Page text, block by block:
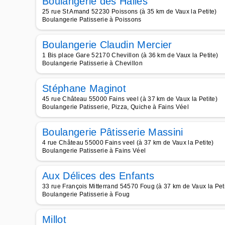
25 rue St Amand 52230 Poissons (à 35 km de Vaux la Petite)
Boulangerie Patisserie à Poissons
Boulangerie Claudin Mercier
1 Bis place Gare 52170 Chevillon (à 36 km de Vaux la Petite)
Boulangerie Patisserie à Chevillon
Stéphane Maginot
45 rue Château 55000 Fains veel (à 37 km de Vaux la Petite)
Boulangerie Patisserie, Pizza, Quiche à Fains Véel
Boulangerie Pâtisserie Massini
4 rue Château 55000 Fains veel (à 37 km de Vaux la Petite)
Boulangerie Patisserie à Fains Véel
Aux Délices des Enfants
33 rue François Mitterrand 54570 Foug (à 37 km de Vaux la
Boulangerie Patisserie à Foug
Millot